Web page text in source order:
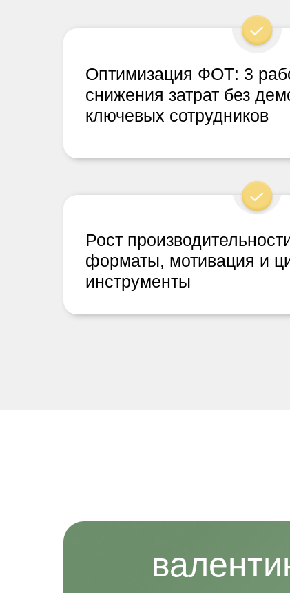
Оптимизация ФОТ: 3
снижения затрат без
ключевых сотрудников
Рост
форматы, мотивация и
инструменты